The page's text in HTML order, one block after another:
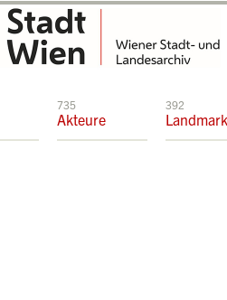
735
Akteure
392